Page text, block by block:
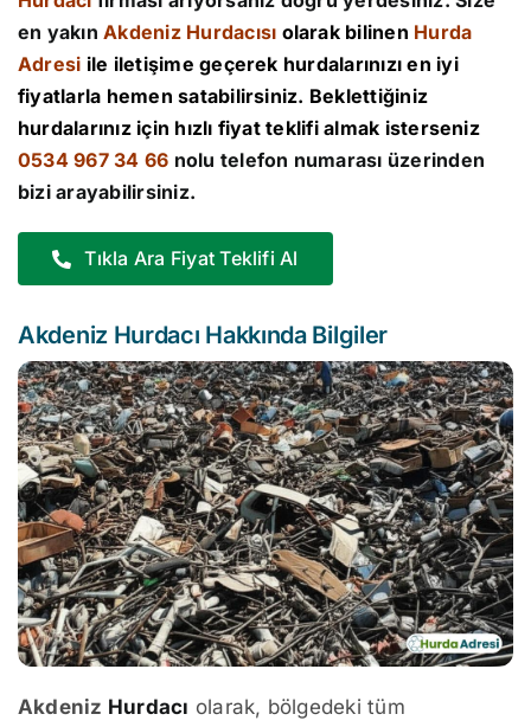
en yakınAkdeniz Hurdacısı olarak bilinen Hurda
Adresi ile iletişime geçerek hurdalarınızı en iyi
fiyatlarla hemen satabilirsiniz. Beklettiğiniz
hurdalarınız için hızlı fiyat teklifi almak isterseniz
0534 967 34 66 nolu telefon numarası üzerinden
bizi arayabilirsiniz.
Tıkla Ara Fiyat Teklifi Al
Akdeniz Hurdacı Hakkında Bilgiler
Akdeniz Hurdacı olarak, bölgedeki tüm